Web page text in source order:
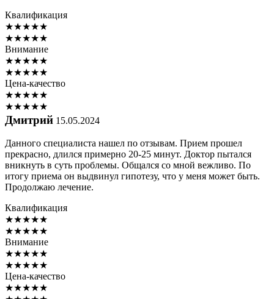
Квалификация
★★★★★
★★★★★
Внимание
★★★★★
★★★★★
Цена-качество
★★★★★
★★★★★
Дмитрий 15.05.2024
Данного специалиста нашел по отзывам. Прием прошел
прекрасно, длился примерно 20-25 минут. Доктор пытался
вникнуть в суть проблемы. Общался со мной вежливо. По
итогу приема он выдвинул гипотезу, что у меня может быть.
Продолжаю лечение.
Квалификация
★★★★★
★★★★★
Внимание
★★★★★
★★★★★
Цена-качество
★★★★★